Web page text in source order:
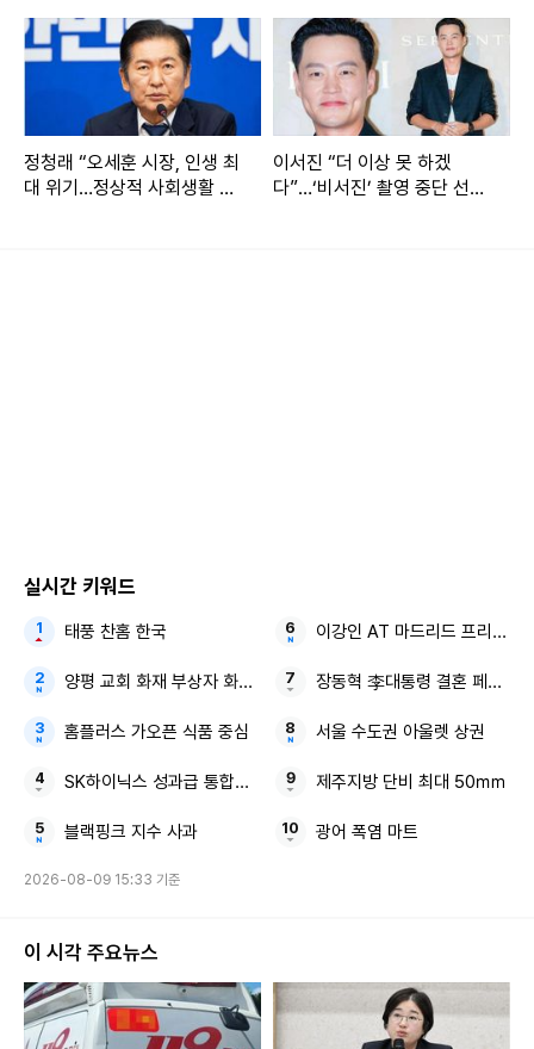
을 소개한 후 “결혼이라는 실패를 해서 그때는 되게 큰일이 난
것 같고 인생이 끝난 것 같았다"고 솔로로 돌아왔을 당시의 심
경을 솔직하게 고백했다. 이어 황정음은 "그럼 뭐 어쩔 건데?
이미 벌어진 일이고, 내가 선택한 일이잖아"라며 "되는 대로 즐
겁게 살자"는 '정음적정음적 사고'를 드러냈다.
정청래 “오세훈 시장, 인생 최
대 위기…정상적 사회생활 어
이서진 “더 이상 못 하겠
다”…‘비서진’ 촬영 중단 선언,
실시간 키워드
태풍 찬홈 한국
양평 교회 화재 부상자 화재 진압
홈플러스 가오픈 식품 중심
SK하이닉스 성과급 통합노조
블랙핑크 지수 사과
이강인 AT 마드리드 프리시즌
장동혁 李대통령 결혼 페널티
서울 수도권 아울렛 상권
제주지방 단비 최대 50㎜
광어 폭염 마트
2026-08-09 15:33 기준
이 시각 주요뉴스